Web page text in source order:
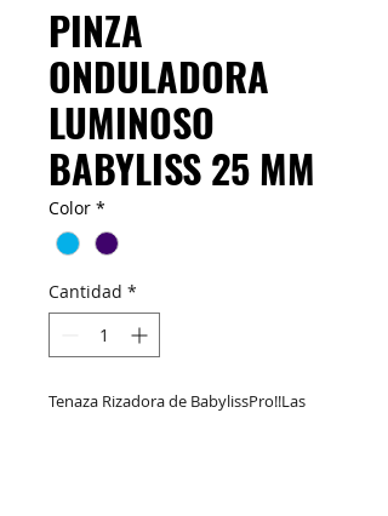
PINZA
ONDULADORA
LUMINOSO
BABYLISS 25 MM
Color *
Cantidad *
Tenaza Rizadora de BabylissPro!!Las